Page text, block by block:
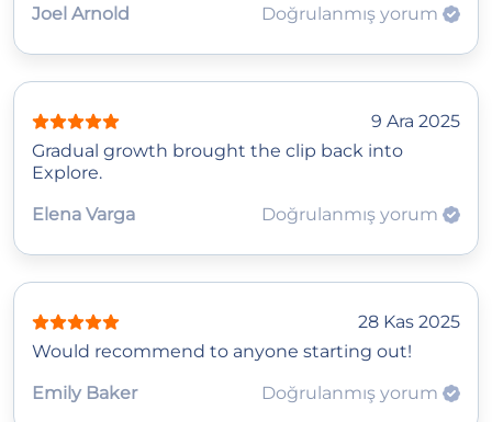
Joel Arnold
Doğrulanmış yorum
9 Ara 2025
Gradual growth brought the clip back into
Explore.
Elena Varga
Doğrulanmış yorum
28 Kas 2025
Would recommend to anyone starting out!
Emily Baker
Doğrulanmış yorum